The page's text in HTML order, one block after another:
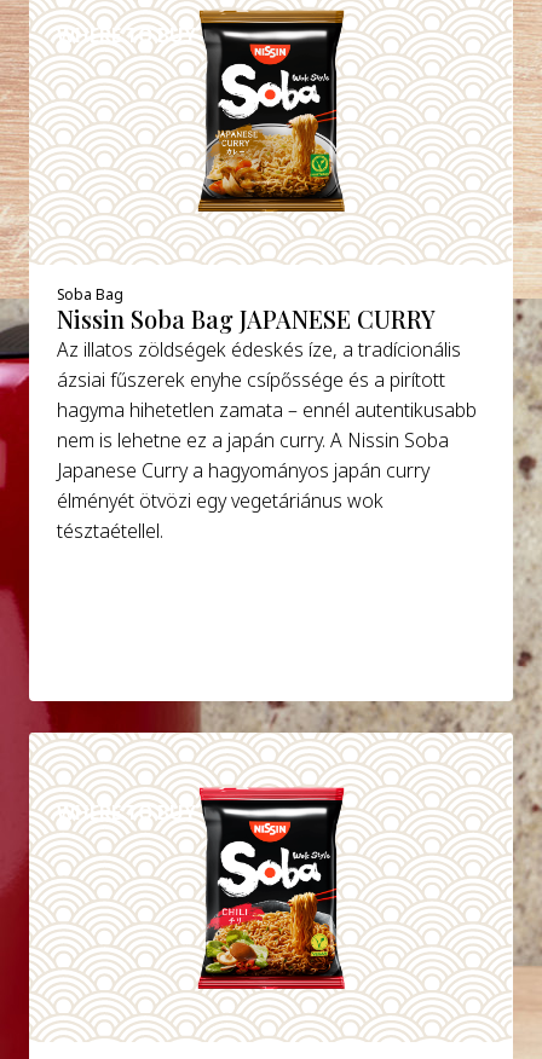
WHERE TO BUY
Soba Bag
Nissin Soba Bag JAPANESE CURRY
Az illatos zöldségek édeskés íze, a tradícionális
ázsiai fűszerek enyhe csípőssége és a pirított
hagyma hihetetlen zamata – ennél autentikusabb
nem is lehetne ez a japán curry. A Nissin Soba
Japanese Curry a hagyományos japán curry
élményét ötvözi egy vegetáriánus wok
tésztaétellel.
WHERE TO BUY
DETAILS